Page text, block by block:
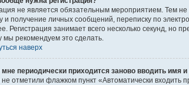
не является обязательным мероприятием. Тем
и получение личных сообщений, переписку по
Регистрация занимает всего несколько секунд,
мы рекомендуем это сделать.
наверх
периодически приходится заново вводить имя
отметили флажком пункт «Автоматически